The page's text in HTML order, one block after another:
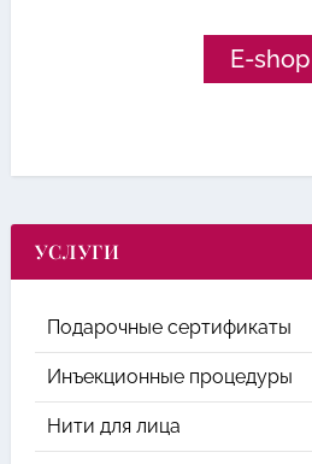
E-shop
УСЛУГИ
Подарочные сертификаты
Инъекционные процедуры
Нити для лица